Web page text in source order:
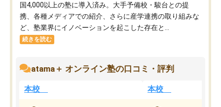
国4,000以上の塾に導入済み。大手予備校・駿台との提
携、各種メディアでの紹介、さらに産学連携の取り組みな
ど、塾業界にイノベーションを起こした存在と...
続きを読む
atama＋ オンライン塾の口コミ・評判
本校 本校